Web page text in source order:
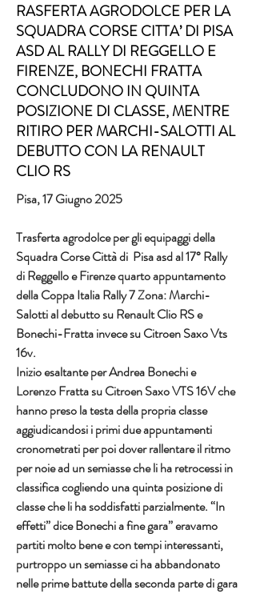
RASFERTA AGRODOLCE PER LA
SQUADRA CORSE CITTA’ DI PISA
ASD AL RALLY DI REGGELLO E
FIRENZE, BONECHI FRATTA
CONCLUDONO IN QUINTA
POSIZIONE DI CLASSE, MENTRE
RITIRO PER MARCHI-SALOTTI AL
DEBUTTO CON LA RENAULT
CLIO RS
Pisa, 17 Giugno 2025
Trasferta agrodolce per gli equipaggi della
Squadra Corse Città di  Pisa asd al 17° Rally
di Reggello e Firenze quarto appuntamento
della Coppa Italia Rally 7 Zona: Marchi-
Salotti al debutto su Renault Clio RS e
Bonechi-Fratta invece su Citroen Saxo Vts
16v.
Inizio esaltante per Andrea Bonechi e
Lorenzo Fratta su Citroen Saxo VTS 16V che
hanno preso la testa della propria classe
aggiudicandosi i primi due appuntamenti
cronometrati per poi dover rallentare il ritmo
per noie ad un semiasse che li ha retrocessi in
classifica cogliendo una quinta posizione di
classe che li ha soddisfatti parzialmente. “In
effetti” dice Bonechi a fine gara” eravamo
partiti molto bene e con tempi interessanti,
purtroppo un semiasse ci ha abbandonato
nelle prime battute della seconda parte di gara